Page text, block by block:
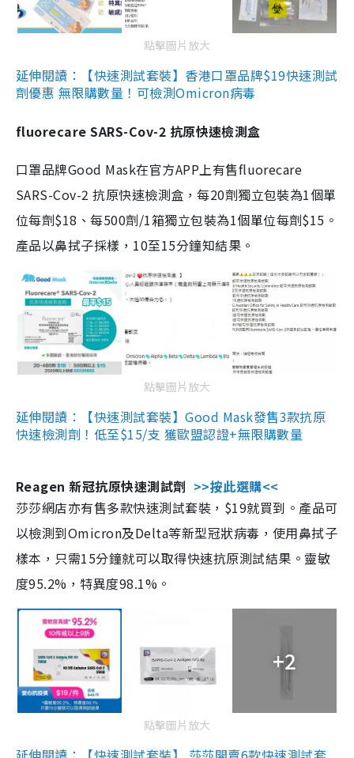
點擊圖片放大
延伸閱讀：【快速測試套裝】香港口罩品牌$19快速測試
劑優惠 無限購數量！可檢測Omicron病毒
fluorecare SARS-Cov-2 抗原快速檢測盒
口罩品牌Good Mask在官方APP上有售fluorecare
SARS-Cov-2 抗原快速檢測盒，每20劑獨立包裝為1個單
位每劑$18、每500劑/1箱獨立包裝為1個單位每劑$15。
產品以鼻拭子採樣，10至15分鐘知結果。
點擊圖片放大
延伸閱讀：【快速測試套裝】Good Mask發售3款抗原
快速檢測劑！低至$15/支 獲歐盟認證+無限購數量
Reagen 新冠抗原快速測試劑 >>按此選購<<
莎莎網店亦有售多款快速測試套裝，$19就買到。產品可
以檢測到Omicron及Delta等新型冠狀病毒，使用鼻拭子
樣本，只需15分鐘就可以取得快速抗原測試結果。靈敏
度95.2%，特異度98.1%。
+2
點擊圖片放大